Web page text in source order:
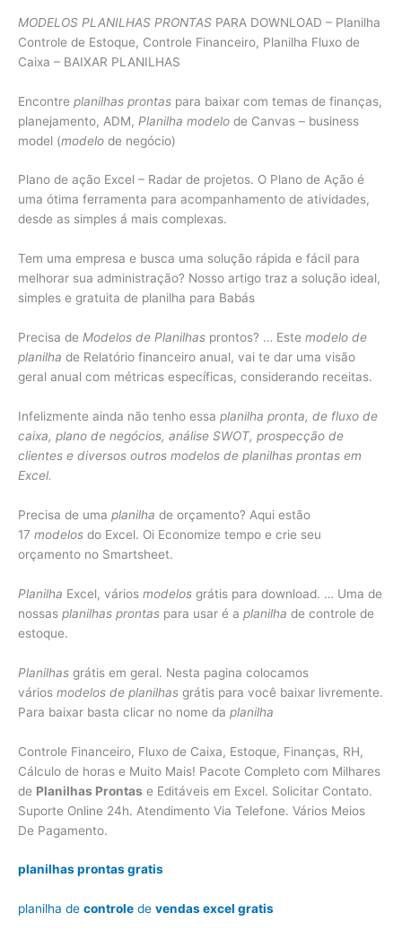
MODELOS PLANILHAS PRONTAS PARA DOWNLOAD – Planilha
Controle de Estoque, Controle Financeiro, Planilha Fluxo de
Caixa – BAIXAR PLANILHAS
Encontre planilhas prontas para baixar com temas de finanças,
planejamento, ADM, Planilha modelo de Canvas – business
model (modelo de negócio)
Plano de ação Excel – Radar de projetos. O Plano de Ação é
uma ótima ferramenta para acompanhamento de atividades,
desde as simples á mais complexas.
Tem uma empresa e busca uma solução rápida e fácil para
melhorar sua administração? Nosso artigo traz a solução ideal,
simples e gratuita de planilha para Babás
Precisa de Modelos de Planilhas prontos? … Este modelo de
planilha de Relatório financeiro anual, vai te dar uma visão
geral anual com métricas específicas, considerando receitas.
Infelizmente ainda não tenho essa planilha pronta, de fluxo de
caixa, plano de negócios, análise SWOT, prospecção de
clientes e diversos outros modelos de planilhas prontas em
Excel.
Precisa de uma planilha de orçamento? Aqui estão
17 modelos do Excel. Oi Economize tempo e crie seu
orçamento no Smartsheet.
Planilha Excel, vários modelos grátis para download. … Uma de
nossas planilhas prontas para usar é a planilha de controle de
estoque.
Planilhas grátis em geral. Nesta pagina colocamos
vários modelos de planilhas grátis para você baixar livremente.
Para baixar basta clicar no nome da planilha
Controle Financeiro, Fluxo de Caixa, Estoque, Finanças, RH,
Cálculo de horas e Muito Mais! Pacote Completo com Milhares
de Planilhas Prontas e Editáveis em Excel. Solicitar Contato.
Suporte Online 24h. Atendimento Via Telefone. Vários Meios
De Pagamento.
planilhas prontas gratis
planilha de controle de vendas excel gratis